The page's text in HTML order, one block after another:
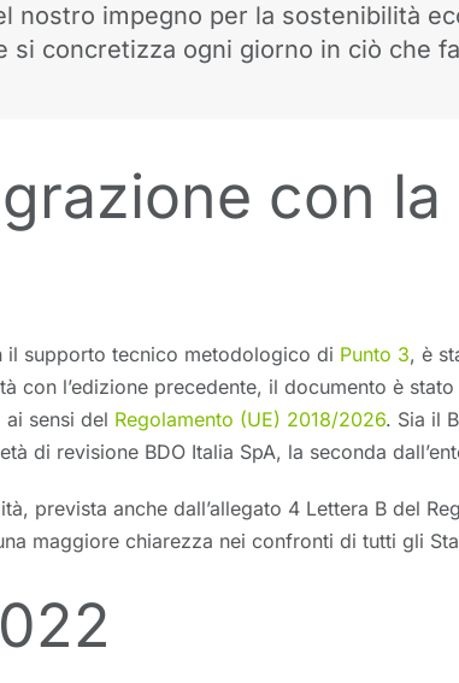
impegno per la sostenibilità
si concretizza ogni giorno in ciò che
con
il supporto tecnico metodologico di Punto 3, è
con l’edizione precedente, il documento è
ai sensi del Regolamento (UE) 2018/2026. Sia il
di revisione BDO Italia SpA, la seconda
prevista anche dall’allegato 4 Lettera B del
maggiore chiarezza nei confronti di tutti gli